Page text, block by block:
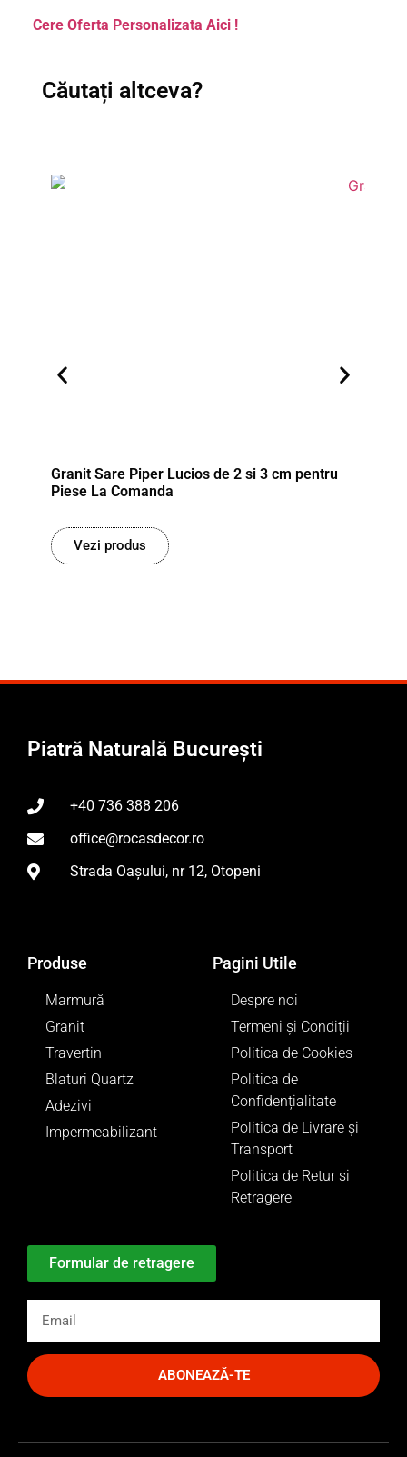
Cere Oferta Personalizata Aici !
Căutați altceva?
Granit Sare Piper Lucios de 2 si 3 cm pentru
Piese La Comanda
Vezi produs
Piatră Naturală București
+40 736 388 206
office@rocasdecor.ro
Strada Oașului, nr 12, Otopeni
Produse
Marmură
Granit
Travertin
Blaturi Quartz
Adezivi
Impermeabilizant
Pagini Utile
Despre noi
Termeni și Condiții
Politica de Cookies
Politica de
Confidențialitate
Politica de Livrare și
Transport
Politica de Retur si
Retragere
Formular de retragere
ABONEAZĂ-TE